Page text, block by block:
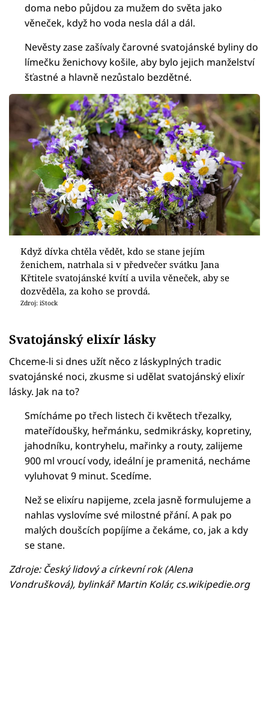
doma nebo půjdou za mužem do světa jako
věneček, když ho voda nesla dál a dál.
Nevěsty zase zašívaly čarovné svatojánské byliny do
límečku ženichovy košile, aby bylo jejich manželství
šťastné a hlavně nezůstalo bezdětné.
Když dívka chtěla vědět, kdo se stane jejím
ženichem, natrhala si v předvečer svátku Jana
Křtitele svatojánské kvítí a uvila věneček, aby se
dozvěděla, za koho se provdá.
Zdroj: iStock
Svatojánský elixír lásky
Chceme-li si dnes užít něco z láskyplných tradic
svatojánské noci, zkusme si udělat svatojánský elixír
lásky. Jak na to?
Smícháme po třech listech či květech třezalky,
mateřídoušky, heřmánku, sedmikrásky, kopretiny,
jahodníku, kontryhelu, mařinky a routy, zalijeme
900 ml vroucí vody, ideální je pramenitá, necháme
vyluhovat 9 minut. Scedíme.
Než se elixíru napijeme, zcela jasně formulujeme a
nahlas vyslovíme své milostné přání. A pak po
malých doušcích popíjíme a čekáme, co, jak a kdy
se stane.
Zdroje: Český lidový a církevní rok (Alena
Vondrušková), bylinkář Martin Kolár, cs.wikipedie.org